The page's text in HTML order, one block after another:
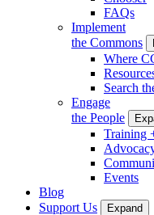
FAQs
Implement
the Commons
Where
Search
Engage
the People
Training
Events
Blog
Support Us
Expand